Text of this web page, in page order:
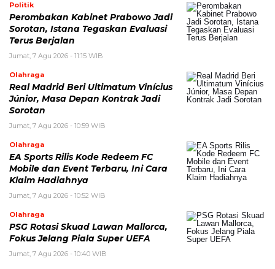
Politik
Perombakan Kabinet Prabowo Jadi
Sorotan, Istana Tegaskan Evaluasi
Terus Berjalan
Jumat, 7 Agu 2026 - 11:15 WIB
Olahraga
Real Madrid Beri Ultimatum Vinícius
Júnior, Masa Depan Kontrak Jadi
Sorotan
Jumat, 7 Agu 2026 - 10:59 WIB
Olahraga
EA Sports Rilis Kode Redeem FC
Mobile dan Event Terbaru, Ini Cara
Klaim Hadiahnya
Jumat, 7 Agu 2026 - 10:52 WIB
Olahraga
PSG Rotasi Skuad Lawan Mallorca,
Fokus Jelang Piala Super UEFA
Jumat, 7 Agu 2026 - 10:40 WIB